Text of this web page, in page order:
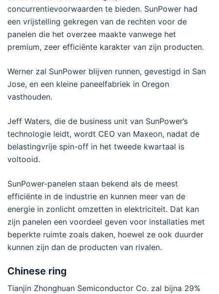
concurrentievoorwaarden te bieden. SunPower had
een vrijstelling gekregen van de rechten voor de
panelen die het overzee maakte vanwege het
premium, zeer efficiënte karakter van zijn producten.
Werner zal SunPower blijven runnen, gevestigd in San
Jose, en een kleine paneelfabriek in Oregon
vasthouden.
Jeff Waters, die de business unit van SunPower’s
technologie leidt, wordt CEO van Maxeon, nadat de
belastingvrije spin-off in het tweede kwartaal is
voltooid.
SunPower-panelen staan ​​bekend als de meest
efficiënte in de industrie en kunnen meer van de
energie in zonlicht omzetten in elektriciteit. Dat kan
zijn panelen een voordeel geven voor installaties met
beperkte ruimte zoals daken, hoewel ze ook duurder
kunnen zijn dan de producten van rivalen.
Chinese ring
Tianjin Zhonghuan Semiconductor Co. zal bijna 29%